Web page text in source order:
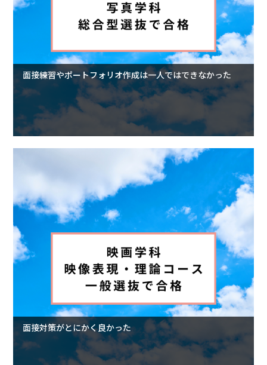
面接練習やポートフォリオ作成は一人ではできなかった
面接対策がとにかく良かった